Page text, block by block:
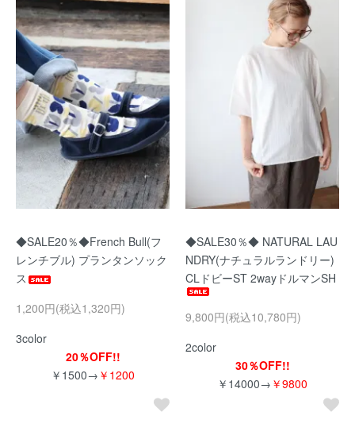
◆SALE20％◆French Bull(フ
レンチブル) プランタンソック
ス
1,200円(税込1,320円)
3color
20％OFF!!
￥1500→ ￥1200
◆SALE30％◆ NATURAL LAU
NDRY(ナチュラルランドリー)
CLドビーST 2wayドルマンSH
9,800円(税込10,780円)
2color
30％OFF!!
￥14000→ ￥9800